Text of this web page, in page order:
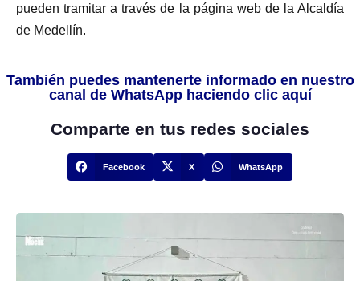
pueden tramitar a través de la página web de la Alcaldía
de Medellín.
También puedes mantenerte informado en nuestro
canal de WhatsApp haciendo clic aquí
Comparte en tus redes sociales
Facebook X WhatsApp